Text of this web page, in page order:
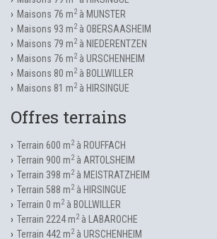
Maisons 76 m2à MUNSTER
Maisons 93 m2à OBERSAASHEIM
Maisons 79 m2à NIEDERENTZEN
Maisons 76 m2à URSCHENHEIM
Maisons 80 m2à BOLLWILLER
Maisons 81 m2à HIRSINGUE
Offres terrains
Terrain 600 m2à ROUFFACH
Terrain 900 m2à ARTOLSHEIM
Terrain 398 m2à MEISTRATZHEIM
Terrain 588 m2à HIRSINGUE
Terrain 0 m2à BOLLWILLER
Terrain 2224 m2à LABAROCHE
Terrain 442 m2à URSCHENHEIM